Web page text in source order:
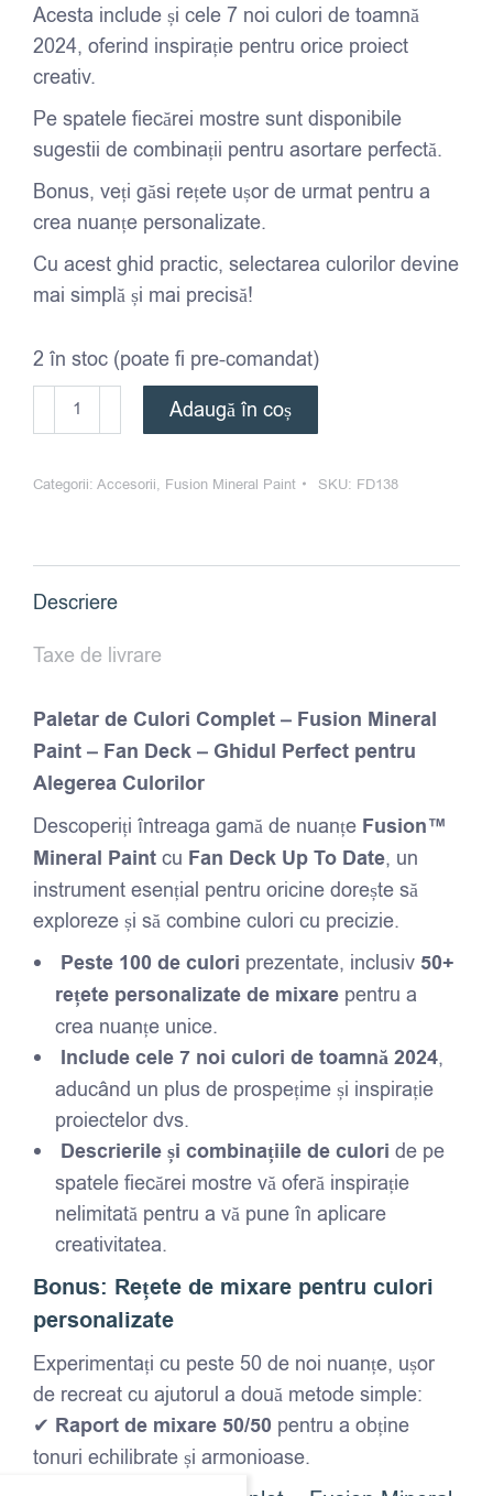
Acesta include și cele 7 noi culori de toamnă
2024, oferind inspirație pentru orice proiect
creativ.
Pe spatele fiecărei mostre sunt disponibile
sugestii de combinații pentru asortare perfectă.
Bonus, veți găsi rețete ușor de urmat pentru a
crea nuanțe personalizate.
Cu acest ghid practic, selectarea culorilor devine
mai simplă și mai precisă!
2 în stoc (poate fi pre-comandat)
Cantitate
Paletar
Culori
Mineral
Paint
Fan
Deck
Adaugă în coș
Categorii: Accesorii, Fusion Mineral Paint SKU: FD138
Descriere
Taxe de livrare
Paletar de Culori Complet – Fusion Mineral
Paint – Fan Deck – Ghidul Perfect pentru
Alegerea Culorilor
Descoperiți întreaga gamă de nuanțe Fusion™
Mineral Paint cu Fan Deck Up To Date, un
instrument esențial pentru oricine dorește să
exploreze și să combine culori cu precizie.
Peste 100 de culori prezentate, inclusiv 50+
rețete personalizate de mixare pentru a
crea nuanțe unice.
Include cele 7 noi culori de toamnă 2024,
aducând un plus de prospețime și inspirație
proiectelor dvs.
Descrierile și combinațiile de culori de pe
spatele fiecărei mostre vă oferă inspirație
nelimitată pentru a vă pune în aplicare
creativitatea.
Bonus: Rețete de mixare pentru culori
personalizate
Experimentați cu peste 50 de noi nuanțe, ușor
de recreat cu ajutorul a două metode simple:
✔ Raport de mixare 50/50 pentru a obține
tonuri echilibrate și armonioase.